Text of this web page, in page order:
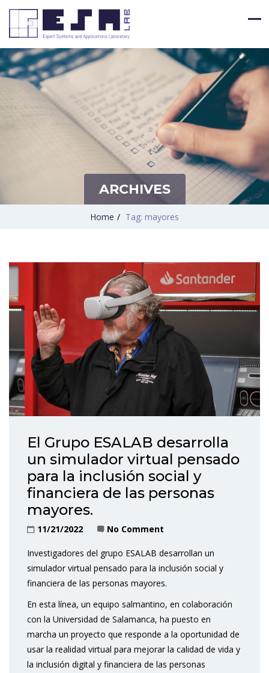
ARCHIVES
Home / Tag: mayores
El Grupo ESALAB desarrolla
un simulador virtual pensado
para la inclusión social y
financiera de las personas
mayores.
11/21/2022 No Comment
Investigadores del grupo ESALAB desarrollan un
simulador virtual pensado para la inclusión social y
financiera de las personas mayores.
En esta línea, un equipo salmantino, en colaboración
con la Universidad de Salamanca, ha puesto en
marcha un proyecto que responde a la oportunidad de
usar la realidad virtual para mejorar la calidad de vida y
la inclusión digital y financiera de las personas